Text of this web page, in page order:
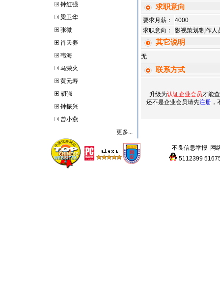
钟红强
梁卫华
张微
肖天养
韦海
马荣火
黄元寿
胡强
钟振兴
曾小燕
更多...
求职意向
要求月薪：
4000
求职意向：
影视策划/制作人
其它说明
无
联系方式
升级为认证企业会员才能
还不是企业会员请先注册
不良信息举报 网
5112399